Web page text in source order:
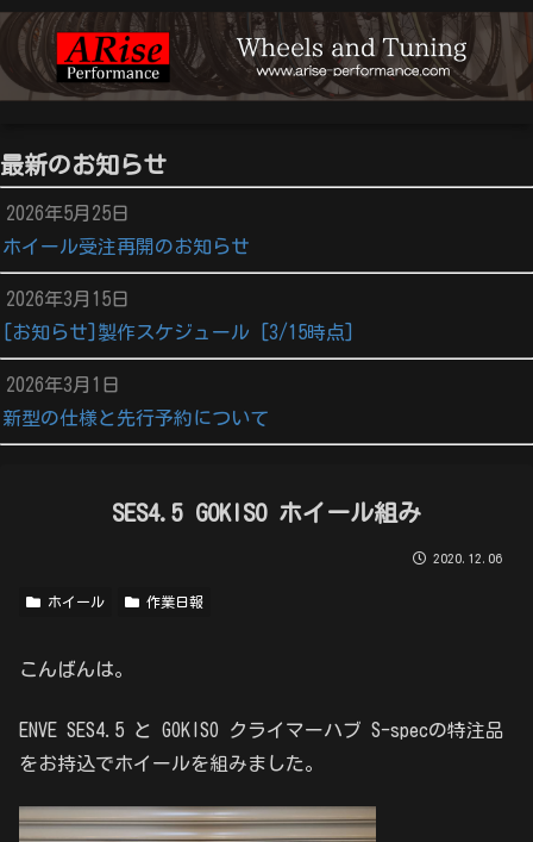
最新のお知らせ
2026年5月25日
ホイール受注再開のお知らせ
2026年3月15日
[お知らせ]製作スケジュール [3/15時点]
2026年3月1日
新型の仕様と先行予約について
SES4.5 GOKISO ホイール組み
2020.12.06
ホイール 作業日報
こんばんは。
ENVE SES4.5 と GOKISO クライマーハブ S-specの特注品
をお持込でホイールを組みました。